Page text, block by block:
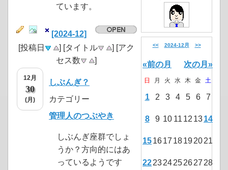
ています。
[2024-12]
[投稿日
] [タイトル
] [アク
セス数
]
12月
30
(月)
しぶんぎ？
カテゴリー
管理人のつぶやき
しぶんぎ座群でしょ
うか？方向的にはあ
っているようです
<< 2024-12月 >>
«前の月 次の月»
日 月 火 水 木 金 土
1 2 3 4 5 6 7
8 9 10 11 12 1314
151617 18192021
222324252627 28